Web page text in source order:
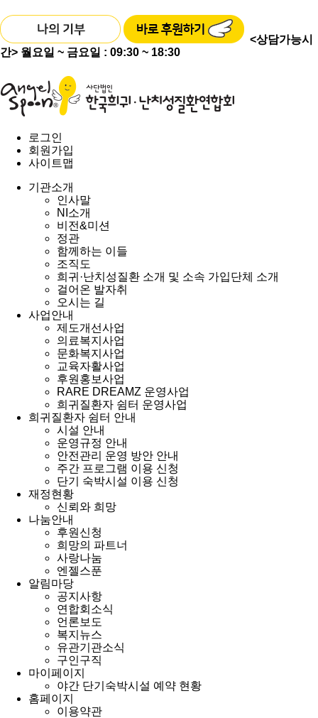
<상담가능시
간> 월요일 ~ 금요일 : 09:30 ~ 18:30
로그인
회원가입
사이트맵
기관소개
인사말
NI소개
비전&미션
정관
함께하는 이들
조직도
희귀·난치성질환 소개 및 소속 가입단체 소개
걸어온 발자취
오시는 길
사업안내
제도개선사업
의료복지사업
문화복지사업
교육자활사업
후원홍보사업
RARE DREAMZ 운영사업
희귀질환자 쉼터 운영사업
희귀질환자 쉼터 안내
시설 안내
운영규정 안내
안전관리 운영 방안 안내
주간 프로그램 이용 신청
단기 숙박시설 이용 신청
재정현황
신뢰와 희망
나눔안내
후원신청
희망의 파트너
사랑나눔
엔젤스푼
알림마당
공지사항
연합회소식
언론보도
복지뉴스
유관기관소식
구인구직
마이페이지
야간 단기숙박시설 예약 현황
홈페이지
이용약관